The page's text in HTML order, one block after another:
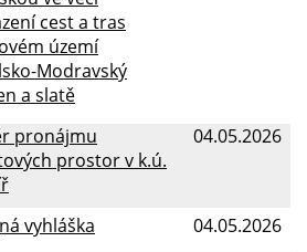
cest a tras
území
Modravský
a slatě
04.05.2026
pronájmu
prostor v k.ú.
04.05.2026
vyhláška